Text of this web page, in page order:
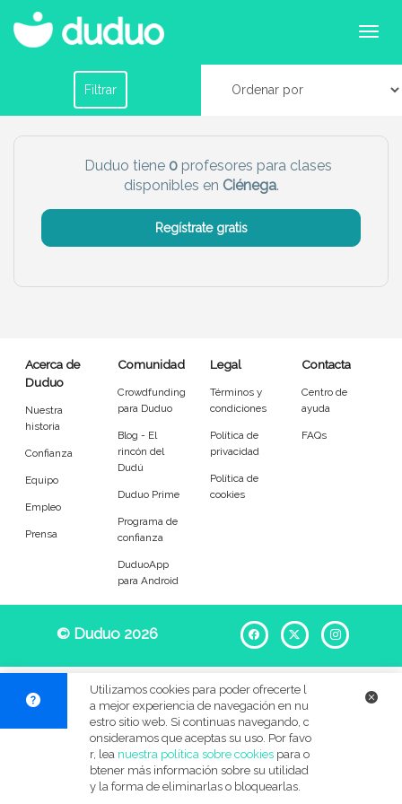
y secundaria en Ciénega
Filtrar
Filtrar por horario
Más servicio del dudú
Limpieza Manitas
Entrenador Asistente
Tipo de atención
Primaria
Selectividad
Universitarios
Materias
Apoyo escolar Ayuda con deberes
Técnicas de estudio Artes plásticas
Duduo tiene 0profesores para clases
disponibles en Ciénega.
Regístrate gratis
Acerca de
Duduo
Nuestra
historia
Confianza
Equipo
Empleo
Prensa
Comunidad
Crowdfunding
para Duduo
Blog - El
rincón del
Dudú
Duduo Prime
Programa de
confianza
DuduoApp
para Android
Legal
Términos y
condiciones
Política de
privacidad
Política de
cookies
Contacta
Centro de
ayuda
FAQs
© Duduo 2026 Facebook
X
Utilizamos cookies para poder ofrecerte l
a mejor experiencia de navegación en nu
estro sitio web. Si continuas navegando, c
onsideramos que aceptas su uso. Por favo
r, lea nuestra política sobre cookiespara o
btener más información sobre su utilidad
y la forma de eliminarlas o bloquearlas.